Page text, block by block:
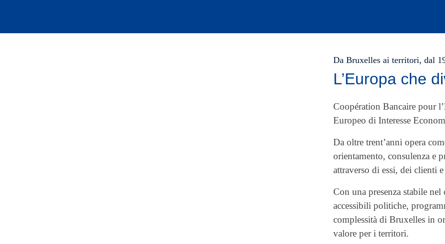
Da Bruxelles ai territori, dal
L’Europa che
Coopération Bancaire pour
Europeo di Interesse
Da oltre trent’anni opera
orientamento, consulenza e
attraverso di essi, dei clienti
Con una presenza stabile
accessibili politiche,
complessità di Bruxelles in
valore per i territori.